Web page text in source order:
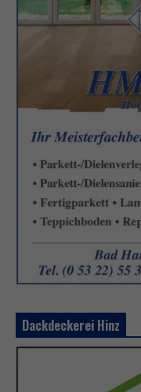
Dackdeckerei Hinz